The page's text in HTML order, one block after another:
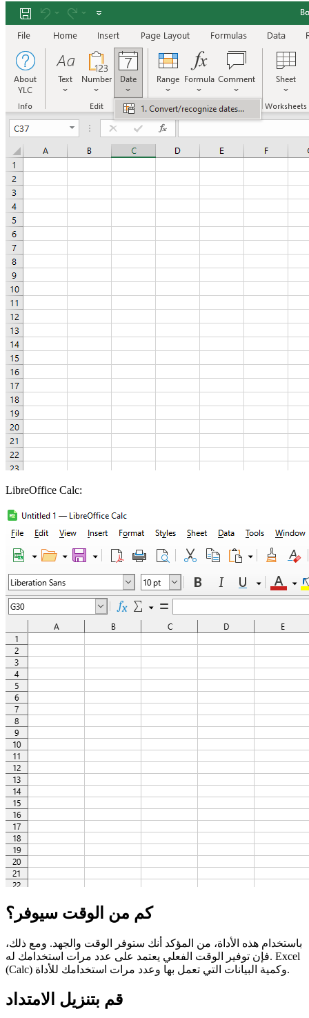
LibreOffice Calc:
كم من الوقت سيوفر؟
باستخدام هذه الأداة، من المؤكد أنك ستوفر الوقت والجهد. ومع ذلك،
فإن توفير الوقت الفعلي يعتمد على عدد مرات استخدامك له. Excel
(Calc) وكمية البيانات التي تعمل بها وعدد مرات استخدامك للأداة.
قم بتنزيل الامتداد